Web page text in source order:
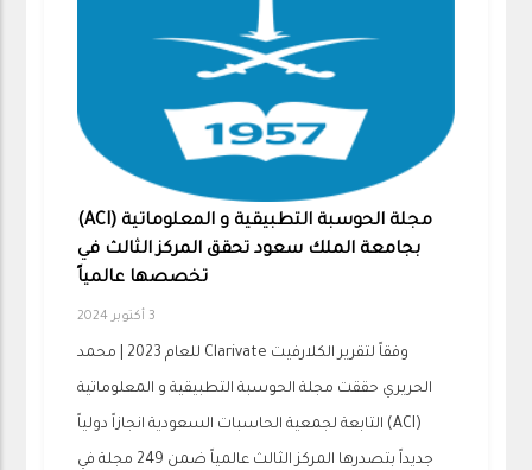
مجلة الحوسبة التطبيقية و المعلوماتية (ACI)
بجامعة الملك سعود تحقق المركز الثالث في
تخصصها عالمياً
3 أكتوبر 2024
وفقاً لتقرير الكلارفيت Clarivate للعام 2023 | محمد
الحريري حققت مجلة الحوسبة التطبيقية و المعلوماتية
(ACI) التابعة لجمعية الحاسبات السعودية انجازاً دولياً
جديداً بتصدرها المركز الثالث عالمياً ضمن 249 مجلة في